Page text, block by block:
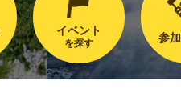
イベント
を探す 参